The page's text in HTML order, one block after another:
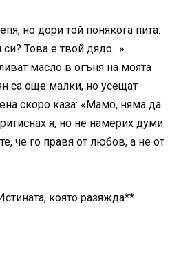
но дори той понякога пита:
си? Това е твой дядо…»
масло в огъня на моята
са още малки, но усещат
скоро каза: «Мамо, няма да
я, но не намерих думи.
че го правя от любов, а не от
която разяжда**